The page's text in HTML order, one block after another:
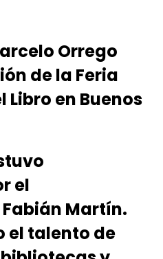
Orrego
de la Feria
en Buenos
el
Martín.
el talento de